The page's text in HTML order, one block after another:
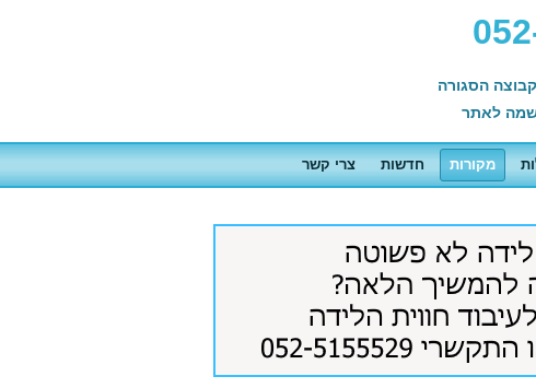
הסגורה
לאתר
מקורות חדשות צרי קשר